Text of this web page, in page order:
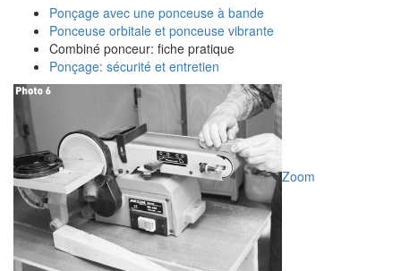
Ponçage avec une ponceuse à bande
Ponceuse orbitale et ponceuse vibrante
Combiné ponceur: fiche pratique
Ponçage: sécurité et entretien
Zoom